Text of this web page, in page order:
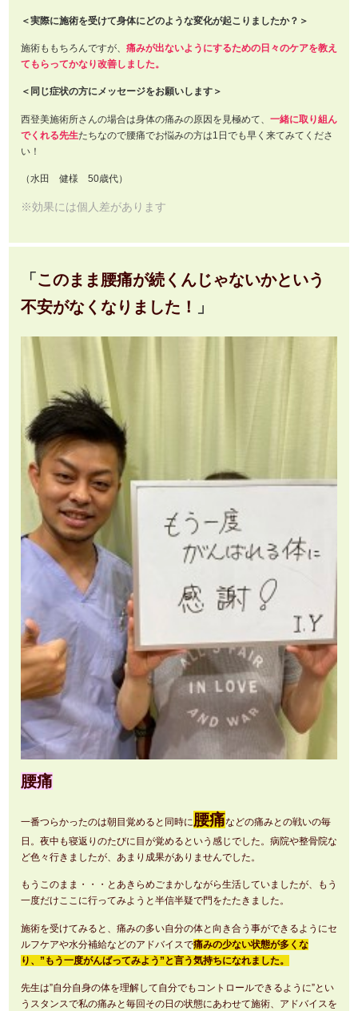
＜実際に施術を受けて身体にどのような変化が起こりましたか？＞
施術ももちろんですが、 痛みが出ないようにするための日々のケアを教え
てもらってかなり改善しました。
＜同じ症状の方にメッセージをお願いします＞
西登美施術所さんの場合は身体の痛みの原因を見極めて、 一緒に取り組ん
でくれる先生たちなので腰痛でお悩みの方は1日でも早く来てみてくださ
い！
（水田 健様 50歳代）
※効果には個人差があります
「 このまま腰痛が続くんじゃないかという
不安がなくなりました！
」
腰痛
一番つらかったのは朝目覚めると同時に腰痛などの痛みとの戦いの毎
日。夜中も寝返りのたびに目が覚めるという感じでした。病院や整骨院な
ど色々行きましたが、あまり成果がありませんでした。
もうこのまま・・・とあきらめごまかしながら生活していましたが、もう
一度だけここに行ってみようと半信半疑で門をたたきました。
施術を受けてみると、痛みの多い自分の体と向き合う事ができるようにセ
ルフケアや水分補給などのアドバイスで痛みの少ない状態が多くな
り、”もう一度がんばってみよう”と言う気持ちになれました。
先生は”自分自身の体を理解して自分でもコントロールできるように”とい
うスタンスで私の痛みと毎回その日の状態にあわせて施術、アドバイスを